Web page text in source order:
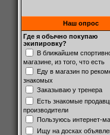
Наш опрос
Где я обычно покупаю
экипировку?
В ближайшем
магазине, из того, что есть
Еду в магазин по
знакомых
Заказываю у тренера
Есть знакомые
производители
Пользуюсь интернет-
Ищу на досках